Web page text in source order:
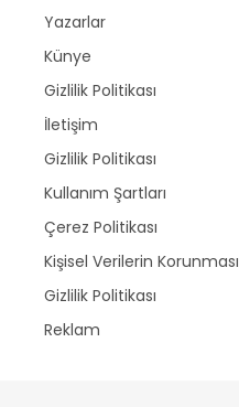
Yazarlar
Künye
Gizlilik Politikası
İletişim
Gizlilik Politikası
Kullanım Şartları
Çerez Politikası
Kişisel Verilerin Korunması
Gizlilik Politikası
Reklam